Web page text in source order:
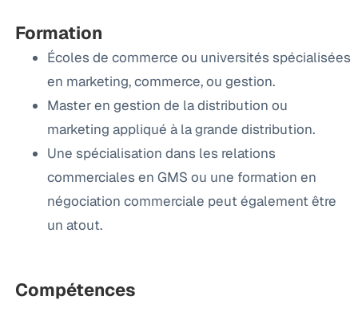
Formation
Écoles de commerce ou universités spécialisées
en marketing, commerce, ou gestion.
Master en gestion de la distribution ou
marketing appliqué à la grande distribution.
Une spécialisation dans les relations
commerciales en GMS ou une formation en
négociation commerciale peut également être
un atout.
Compétences